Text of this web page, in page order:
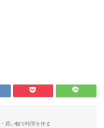
買い物で時間を作る